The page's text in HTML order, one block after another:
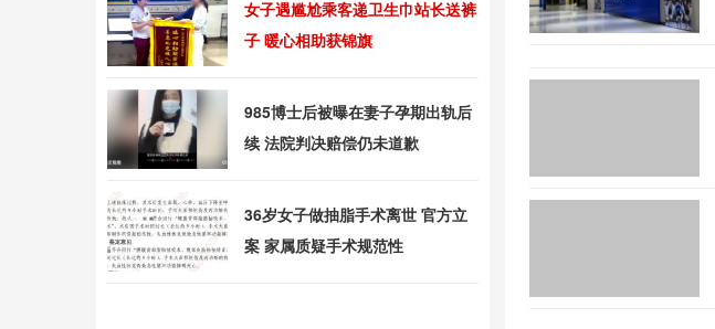
女子遇尴尬乘客递卫生巾站长送裤
子 暖心相助获锦旗
985博士后被曝在妻子孕期出轨后
续 法院判决赔偿仍未道歉
36岁女子做抽脂手术离世 官方立
案 家属质疑手术规范性